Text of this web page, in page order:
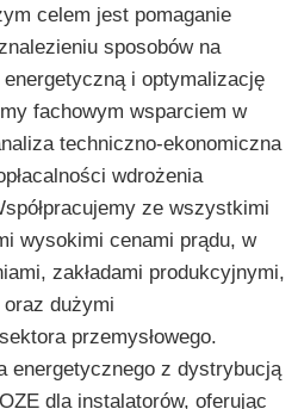
celem jest pomaganie
sposobów na
i optymalizację
fachowym wsparciem w
techniczno-ekonomiczna
wdrożenia
ze wszystkimi
wysokimi cenami prądu, w
zakładami produkcyjnymi,
dużymi
przemysłowego.
energetycznego z dystrybucją
dla instalatorów, oferując